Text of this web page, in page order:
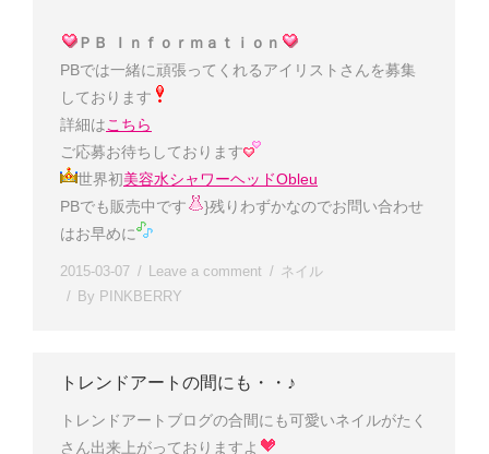
ＰＢ Ｉｎｆｏｒｍａｔｉｏｎ
PBでは一緒に頑張ってくれるアイリストさんを募集
しております
詳細はこちら
ご応募お待ちしております
世界初美容水シャワーヘッドObleu
PBでも販売中です
}残りわずかなのでお問い合わせ
はお早めに
2015-03-07 Leave a comment
ネイル
By PINKBERRY
トレンドアートの間にも・・♪
トレンドアートブログの合間にも可愛いネイルがたく
さん出来上がっておりますよ